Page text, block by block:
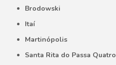
Brodowski
Itaí
Martinópolis
Santa Rita do Passa Quatro